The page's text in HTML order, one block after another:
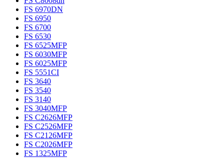
FS 6970DN
FS 6950
FS 6700
FS 6530
FS 6525MFP
FS 6030MFP
FS 6025MFP
FS 5551CI
FS 3640
FS 3540
FS 3140
FS 3040MFP
FS C2626MFP
FS C2526MFP
FS C2126MFP
FS C2026MFP
FS 1325MFP